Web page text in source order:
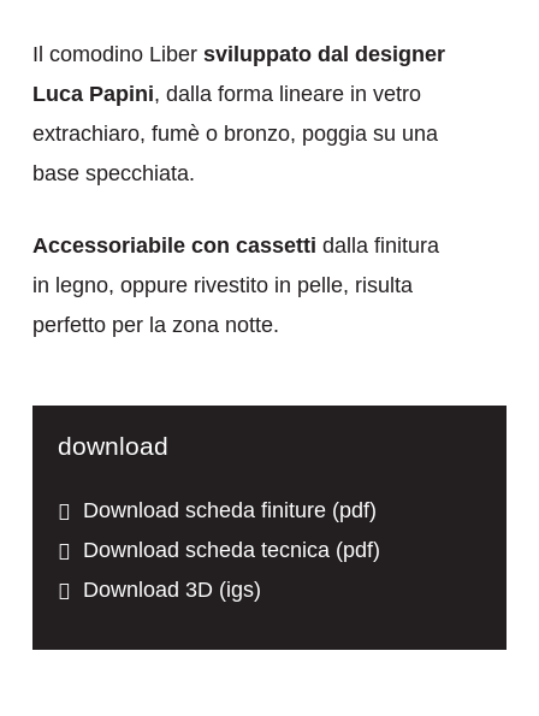
Il comodino Liber sviluppato dal designer
Luca Papini, dalla forma lineare in vetro
extrachiaro, fumè o bronzo, poggia su una
base specchiata.
Accessoriabile con cassetti dalla finitura
in legno, oppure rivestito in pelle, risulta
perfetto per la zona notte.
download
Download scheda finiture (pdf)
Download scheda tecnica (pdf)
Download 3D (igs)